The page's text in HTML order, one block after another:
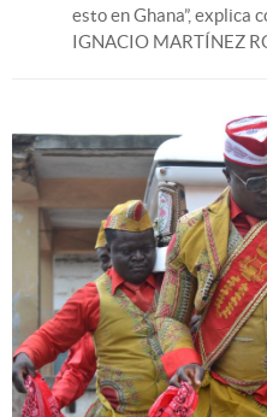
esto en Ghana”, explica
IGNACIO MARTÍNEZ